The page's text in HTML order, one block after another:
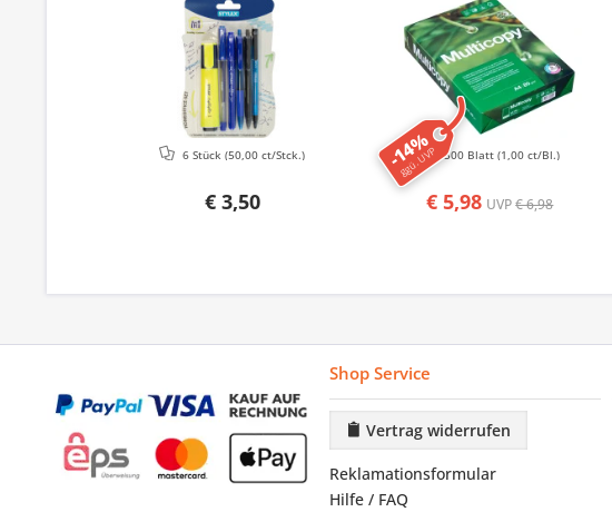
€ 3,50
6 Stück(50,00 ct/Stck.) -14%
ggü. UVP
€ 5,98 UVP€ 6,98
500 Blatt (1,00 ct/Bl.)
Shop Service
Vertrag widerrufen
Reklamationsformular
Hilfe / FAQ